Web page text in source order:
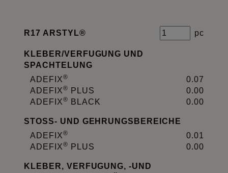
R17 ARSTYL® pc
KLEBER/VERFUGUNG UND
SPACHTELUNG
ADEFIX®
0.07
ADEFIX® PLUS
0.00
ADEFIX® BLACK 0.00
STOSS- UND GEHRUNGSBEREICHE
ADEFIX®
0.01
ADEFIX® PLUS 0.00
KLEBER, VERFUGUNG, -UND